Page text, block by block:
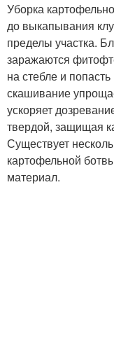
Уборка
до выкапывания
пределы участка.
заражаются
на стебле и
скашивание
ускоряет
твердой, защищая
Существует
картофельной
материал.